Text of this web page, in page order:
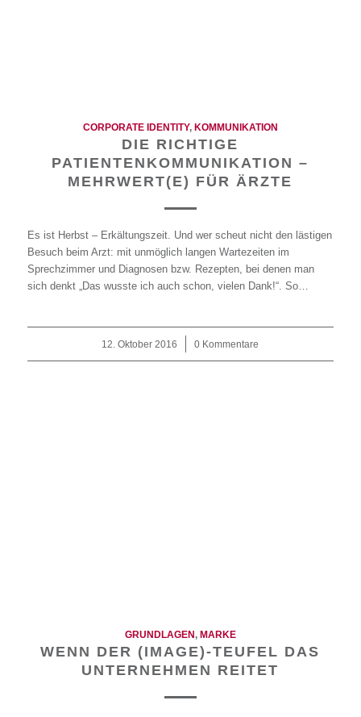
CORPORATE IDENTITY, KOMMUNIKATION
DIE RICHTIGE
PATIENTENKOMMUNIKATION –
MEHRWERT(E) FÜR ÄRZTE
Es ist Herbst – Erkältungszeit. Und wer scheut nicht den lästigen
Besuch beim Arzt: mit unmöglich langen Wartezeiten im
Sprechzimmer und Diagnosen bzw. Rezepten, bei denen man
sich denkt „Das wusste ich auch schon, vielen Dank!“. So…
12. Oktober 2016
/ 0 Kommentare
GRUNDLAGEN, MARKE
WENN DER (IMAGE)-TEUFEL DAS
UNTERNEHMEN REITET